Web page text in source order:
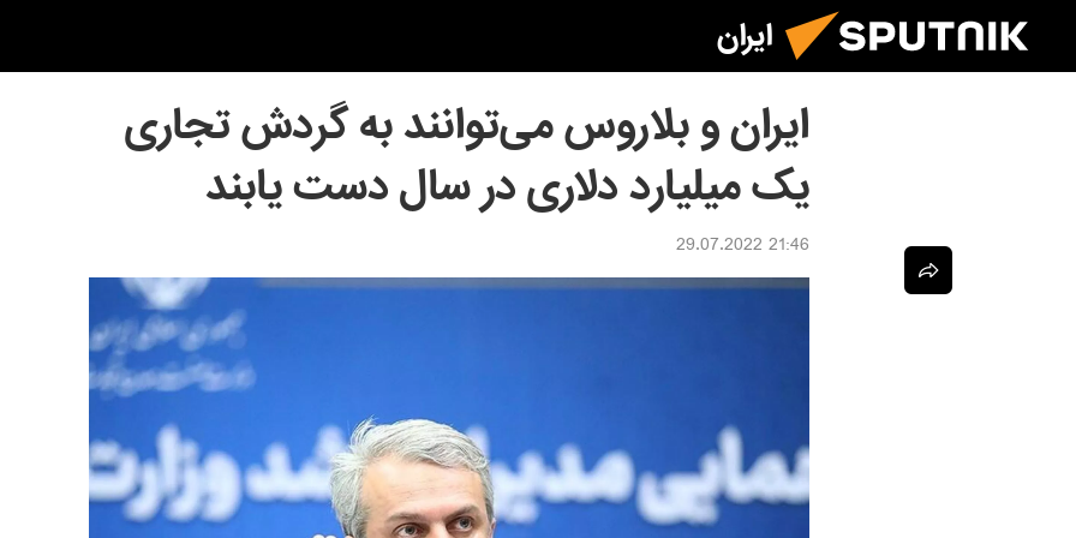
ایران
ایران و بلاروس می‌توانند به گردش تجاری
یک میلیارد دلاری در سال دست یابند
21:46 29.07.2022